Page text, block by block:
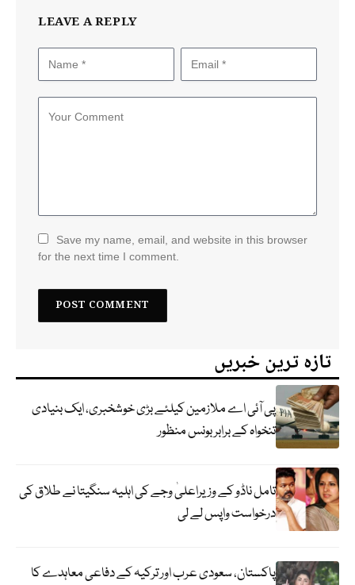
LEAVE A REPLY
Save my name, email, and website in this browser
for the next time I comment.
تازہ ترین خبریں
پی آئی اے ملازمین کیلئے بڑی خوشخبری، ایک بنیادی
تنخواہ کے برابر بونس منظور
تامل ناڈو کے وزیراعلیٰ وجے کی اہلیہ سنگیتا نے طلاق کی
درخواست واپس لے لی
پاکستان، سعودی عرب اور ترکیہ کے دفاعی معاہدے کا